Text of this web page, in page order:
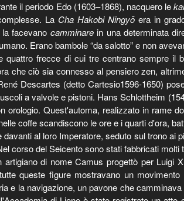
il periodo Edo (1603–1868), nacquero le
La Cha Hakobi Ningyōera in
facevano camminarein una determinata
Erano bambole “da salotto” e non
frecce di cui tre centrano sempre
ciò sia connesso al pensiero zen,
Descartes (detto Cartesio1596-1650)
a valvole e pistoni. Hans Schlottheim
Quest'automa, realizzato in rame
coffe scandiscono le ore e i quarti d'ora,
al loro Imperatore, seduto sul trono ai
corso del Seicento sono stati fabbricati
di nome Camus progettò per Luigi
queste figure mostravano un
e la navigazione, un pavone che